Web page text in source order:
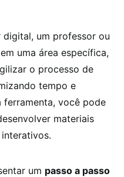
digital, um professor ou
uma área específica,
o processo de
tempo e
ferramenta, você pode
materiais
um passo a passo